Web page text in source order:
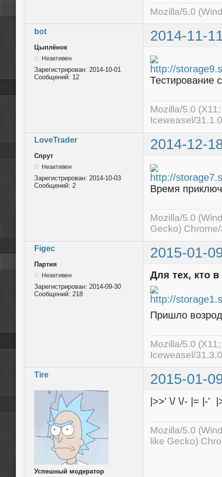
Mozilla/5.0
bot 2014-11-
Цыплёнок
Неактивен
Зарегистрирован: 2014-10-01
Сообщений: 12 Тестирование
Mozilla/5.0
Iceweasel/
LoveTrader 2014-12-
Спрут
Неактивен
Зарегистрирован: 2014-10-03
Сообщений: 2 Время
Mozilla/5.0
Gecko)
Figec 2015-01-
Партия
Неактивен
Зарегистрирован: 2014-09-30
Сообщений: 218
Для тех, кто в
Пришло
Mozilla/5.0
Iceweasel/
Tire 2015-01-
Успешный модератор
|>>' \/ \/- |= |-'
Mozilla/5.0
like Gecko)